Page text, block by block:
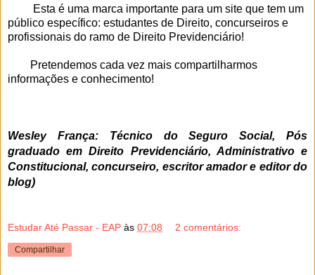
Esta é uma marca importante para um site que tem um
público específico: estudantes de Direito, concurseiros e
profissionais do ramo de Direito Previdenciário!
Pretendemos cada vez mais compartilharmos
informações e conhecimento!
Wesley França: Técnico do Seguro Social, Pós
graduado em Direito Previdenciário, Administrativo e
Constitucional, concurseiro, escritor amador e editor do
blog)
Estudar Até Passar - EAP às 07:08 2 comentários:
Compartilhar